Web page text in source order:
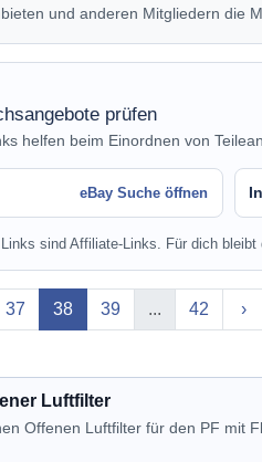
und anderen Mitgliedern die
prüfen
helfen beim Einordnen von
eBay Suche öffnen
sind Affiliate-Links. Für dich bleibt
37 Aktuelle Seite
38 39 ... 42 ›
Luftfilter
Offenen Luftfilter für den PF mit